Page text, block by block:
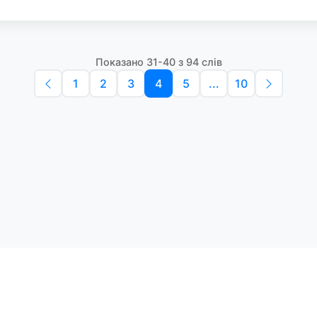
Показано 31-40 з 94 слів
1 2 3 4 5 ... 10